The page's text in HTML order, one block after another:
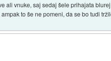
ali vnuke, saj sedaj šele prihajata
to še ne pomeni, da se bo tudi